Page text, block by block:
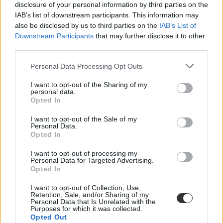
disclosure of your personal information by third parties on the
IAB’s list of downstream participants. This information may
also be disclosed by us to third parties on the IAB’s List of
Downstream Participants that may further disclose it to other
Personal Data Processing Opt Outs
I want to opt-out of the Sharing of my
personal data.
Opted In
I want to opt-out of the Sale of my
Personal Data.
Opted In
I want to opt-out of processing my
Personal Data for Targeted Advertising.
Opted In
I want to opt-out of Collection, Use,
Retention, Sale, and/or Sharing of my
Personal Data that Is Unrelated with the
Purposes for which it was collected.
Opted Out
BSc - egészségtudományi, biológia, fizika, kémia, informatika,
biotechnológia, természettudományos területen vagy pszichológia
szakon szerzett oklevél vagy mérnöki végzettség esetén
4,51-5,0 átlag: 20 pont
2,00-3,50 átlag: 5 pont
MSc 50 pont - biológia, fizika, kémia, informatika, biotechnológia,
természettudományos területen vagy pszichológia szakon szerzett
oklevél vagy mérnöki végzettség esetén
4,51-5,0 átlag: 30 pont
3,51-4,50 átlag: 20 pont
2,00-3,50 átlag: 10 pont
MSc diploma
fogorvos vagy gyógyszerész - 50 pont
(Csak általános orvos képzés esetén)
Egészségtudományi Kar, Egészségügyi Közszolgálati Kar